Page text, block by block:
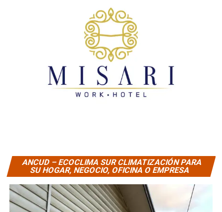
ANCUD – ECOCLIMA SUR CLIMATIZACIÓN PARA
SU HOGAR, NEGOCIO, OFICINA O EMPRESA